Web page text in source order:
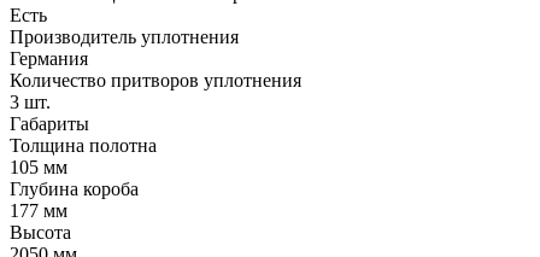
Есть
Производитель уплотнения
Германия
Количество притворов уплотнения
3 шт.
Габариты
Толщина полотна
105 мм
Глубина короба
177 мм
Высота